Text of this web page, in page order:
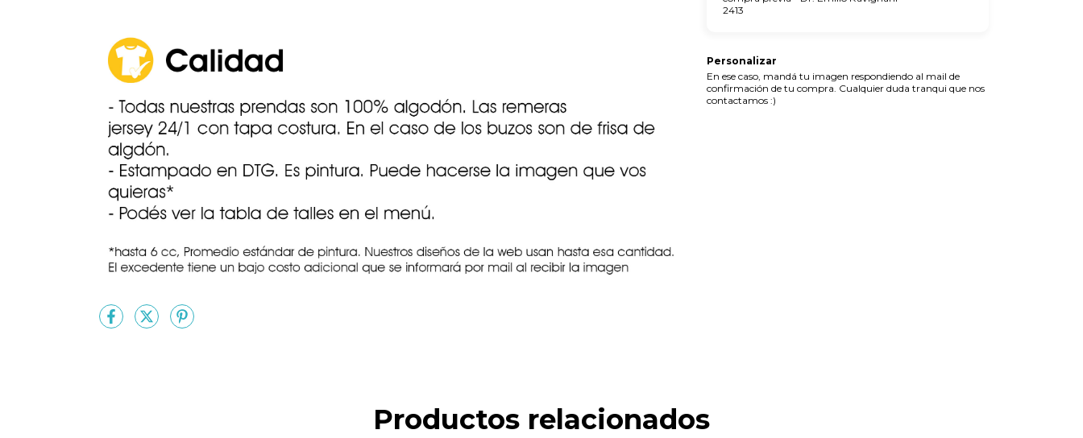
2413
Personalizar
En ese caso, mandá tu imagen respondiendo al mail de
confirmación de tu compra. Cualquier duda tranqui que nos
contactamos :)
Productos relacionados